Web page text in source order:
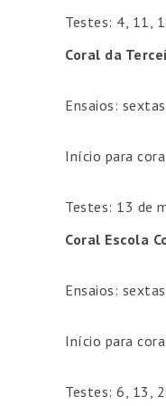
Testes: 4, 11,
Coral da
Ensaios:
Início para
Testes: 13 de
Coral Escola
Ensaios:
Início para
Testes: 6, 13,